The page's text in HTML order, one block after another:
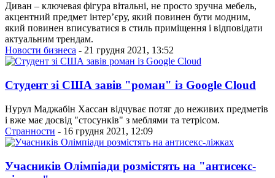
Диван – ключевая фігура вітальні, не просто зручна мебель,
акцентний предмет інтер’єру, який повинен бути модним,
який повинен вписуватися в стиль приміщення і відповідати
актуальним трендам.
Новости бизнеса - 21 грудня 2021, 13:52
Студент зі США завів "роман" із Google Cloud
Нурул Маджабін Хассан відчуває потяг до неживих предметів
і вже має досвід "стосунків" з меблями та тетрісом.
Странности - 16 грудня 2021, 12:09
Учасників Олімпіади розмістять на "антисекс-